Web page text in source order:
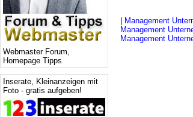
Webmaster Forum,
Homepage Tipps
Inserate, Kleinanzeigen mit
Foto - gratis aufgeben!
Management
Management
Management